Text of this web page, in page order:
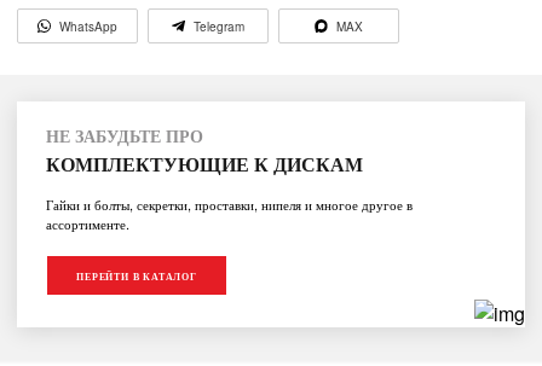
WhatsApp Telegram MAX
НЕ ЗАБУДЬТЕ ПРО
КОМПЛЕКТУЮЩИЕ К ДИСКАМ
Гайки и болты, секретки, проставки, нипеля и многое другое в
ассортименте.
ПЕРЕЙТИ В КАТАЛОГ